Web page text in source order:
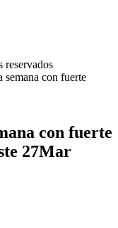
reservados
con fuerte
con fuerte
27Mar